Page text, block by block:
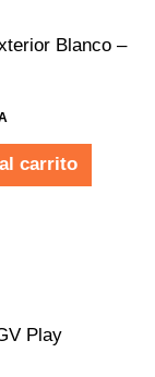
Blanco –
carrito
Play